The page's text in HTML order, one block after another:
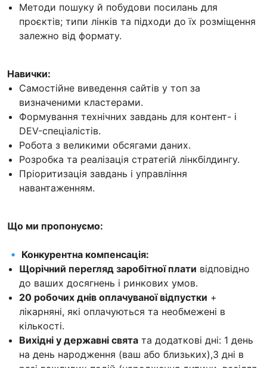
Методи пошуку й побудови посилань для
проєктів; типи лінків та підходи до їх розміщення
залежно від формату.
Навички:
Самостійне виведення сайтів у топ за
визначеними кластерами.
Формування технічних завдань для контент- і
DEV-спеціалістів.
Робота з великими обсягами даних.
Розробка та реалізація стратегій лінкбілдингу.
Пріоритизація завдань і управління
навантаженням.
Що ми пропонуємо:
🔹 Конкурентна компенсація:
Щорічний перегляд заробітної плати відповідно
до ваших досягнень і ринкових умов.
20 робочих днів оплачуваної відпустки +
лікарняні, які оплачуються та необмежені в
кiлькостi.
Вихідні у державні свята та додаткові дні: 1 день
на день народження (ваш або близьких),3 дні в